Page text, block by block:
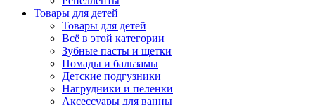
Товары для детей
Товары для детей
Всё в этой категории
Зубные пасты и щетки
Помады и бальзамы
Детские подгузники
Нагрудники и пеленки
Аксессуары для ванны